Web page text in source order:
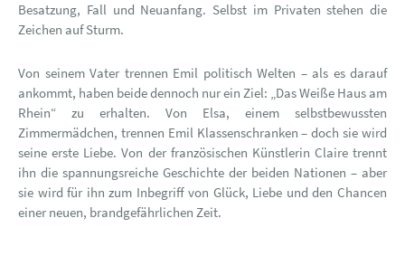
Besatzung, Fall und Neuanfang. Selbst im Privaten stehen die
Zeichen auf Sturm.
Von seinem Vater trennen Emil politisch Welten – als es darauf
ankommt, haben beide dennoch nur ein Ziel: „Das Weiße Haus am
Rhein“ zu erhalten. Von Elsa, einem selbstbewussten
Zimmermädchen, trennen Emil Klassenschranken – doch sie wird
seine erste Liebe. Von der französischen Künstlerin Claire trennt
ihn die spannungsreiche Geschichte der beiden Nationen – aber
sie wird für ihn zum Inbegriff von Glück, Liebe und den Chancen
einer neuen, brandgefährlichen Zeit.